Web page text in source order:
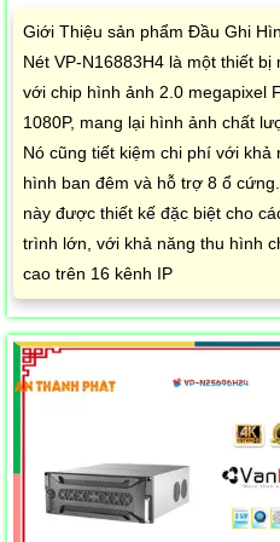
Giới Thiệu sản phẩm Đầu Ghi
Nét VP-N16883H4 là một thiết bị
với chip hình ảnh 2.0 megapixel
1080P, mang lại hình ảnh chất
Nó cũng tiết kiệm chi phí với khả
hình ban đêm và hỗ trợ 8 ổ
này được thiết kế đặc biệt cho
trình lớn, với khả năng thu hình
cao trên 16 kênh IP